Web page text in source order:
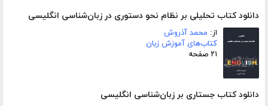
دانلود کتاب تحلیلی بر نظام نحو دستوری در زبان‌شناسی انگلیسی
از: محمد آذروش
کتاب‌های آموزش زبان
۲۱ صفحه
دانلود کتاب جستاری بر زبان‌شناسی انگلیسی